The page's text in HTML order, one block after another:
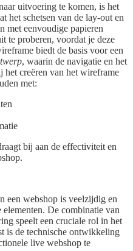
uitvoering te komen, is het
het schetsen van de lay-out en
met eenvoudige papieren
te proberen, voordat je deze
biedt de basis voor een
, waarin de navigatie en het
het creëren van het wireframe
met:
bij aan de effectiviteit en
een webshop is veelzijdig en
De combinatie van
speelt een cruciale rol in het
is de technische ontwikkeling
live webshop te